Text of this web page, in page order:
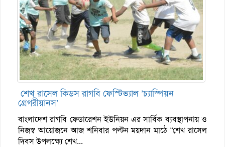
শেখ রাসেল কিডস রাগবি ফেস্টিভ্যাল ’চ্যাস্পিয়ন
গ্রেগরীয়ানস’
বাংলাদেশ রাগবি ফেডারেশন ইউনিয়ন এর সার্বিক ব্যবস্থাপনায় ও
নিজস্ব আয়োজনে আজ শনিবার পল্টন ময়দান মাঠে “শেখ রাসেল
দিবস উপলক্ষ্যে শেখ...